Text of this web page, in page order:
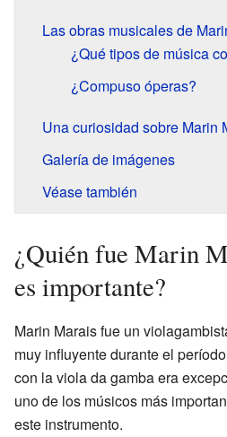
Las obras musicales de
¿Qué tipos de música
¿Compuso óperas?
Una curiosidad sobre Marin
Galería de imágenes
Véase también
¿Quién fue Marin
es importante?
Marin Marais fue un
muy influyente durante el período
con la viola da gamba era
uno de los músicos más
este instrumento.